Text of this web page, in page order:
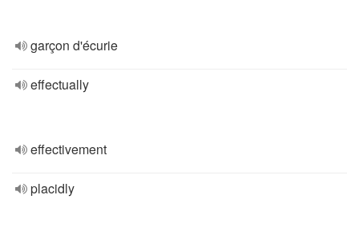
garçon d'écurie
effectually
effectivement
placidly